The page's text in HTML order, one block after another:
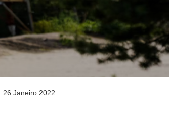
26 Janeiro 2022